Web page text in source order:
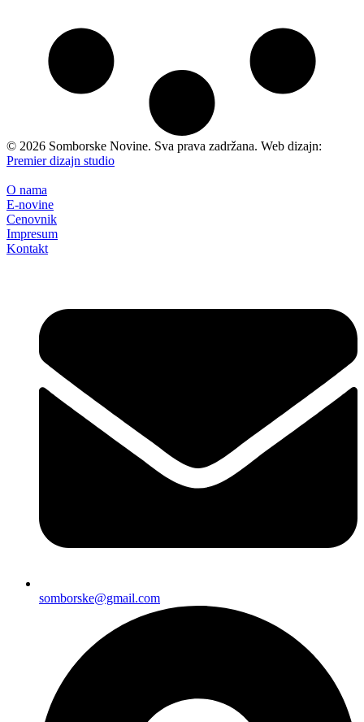
© 2026 Somborske Novine. Sva prava zadržana. Web dizajn:
Premier dizajn studio
O nama
E-novine
Cenovnik
Impresum
Kontakt
somborske@gmail.com